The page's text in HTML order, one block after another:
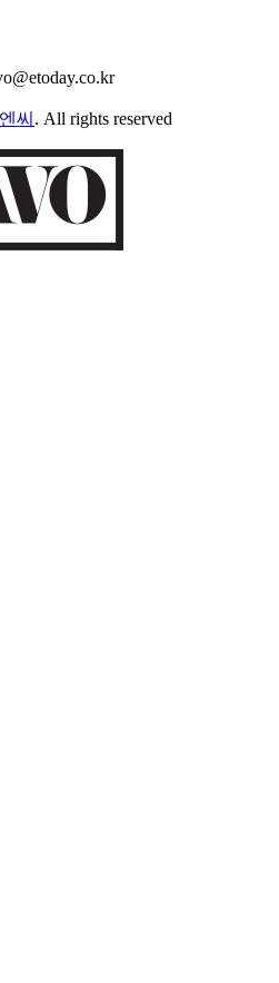
씨 . All rights reserved